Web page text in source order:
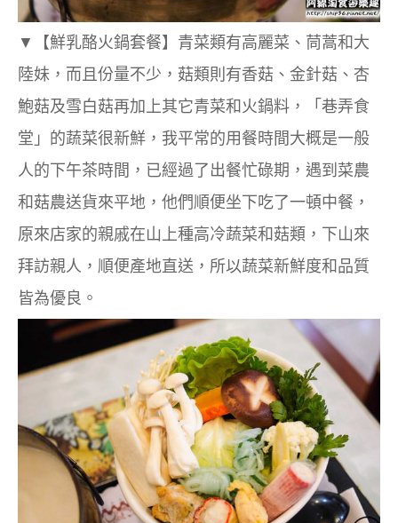
▼ 【鮮乳酪火鍋套餐】 青菜類有高麗菜、茼蒿和大
陸妹，而且份量不少，菇類則有香菇、金針菇、杏
鮑菇及雪白菇再加上其它青菜和火鍋料，
「巷弄食
堂」 的蔬菜很新鮮，我平常的用餐時間大概是一般
人的下午茶時間，已經過了出餐忙碌期，遇到菜農
和菇農送貨來平地，他們順便坐下吃了一頓中餐，
原來店家的親戚在山上種高冷蔬菜和菇類，下山來
拜訪親人，順便產地直送，所以蔬菜新鮮度和品質
皆為優良。